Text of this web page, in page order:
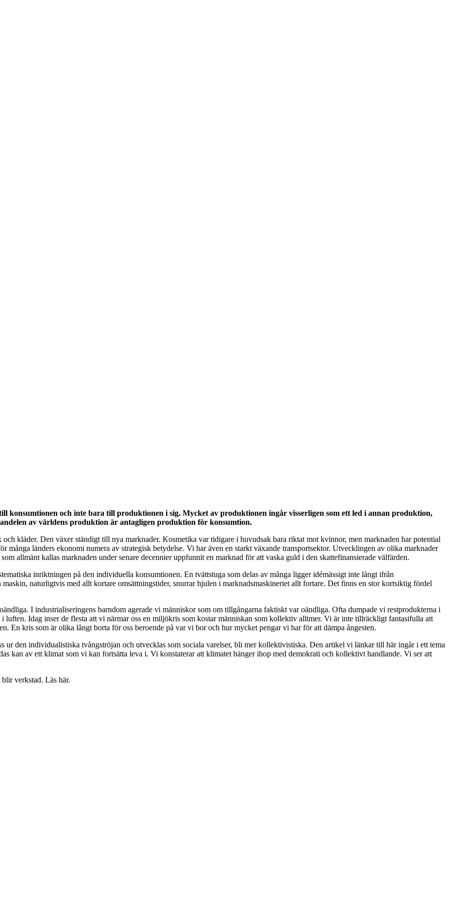
och inte bara till produktionen i sig. Mycket av produktionen ingår visserligen som ett led i annan produktion,
av världens produktion är antagligen produktion för konsumtion.
kläder. Den växer ständigt till nya marknader. Kosmetika var tidigare i huvudsak bara riktat mot kvinnor, men marknaden har potential
länders ekonomi numera av strategisk betydelse. Vi har även en starkt växande transportsektor. Utvecklingen av olika marknader
allmänt kallas marknaden under senare decennier uppfunnit en marknad för att vaska guld i den skattefinansierade välfärden.
inriktningen på den individuella konsumtionen. En tvättstuga som delas av många ligger idémässigt inte långt ifrån
maskin, naturligtvis med allt kortare omsättningstider, snurrar hjulen i marknadsmaskineriet allt fortare. Det finns en stor kortsiktig fördel
I industrialiseringens barndom agerade vi människor som om tillgångarna faktiskt var oändliga. Ofta dumpade vi restprodukterna i
Idag inser de flesta att vi närmar oss en miljökris som kostar människan som kollektiv alltmer. Vi är inte tillräckligt fantasifulla att
En kris som är olika långt borta för oss beroende på var vi bor och hur mycket pengar vi har för att dämpa ångesten.
ur den individualistiska tvångströjan och utvecklas som sociala varelser, bli mer kollektivistiska. Den artikel vi länkar till här ingår i ett tema
kan av ett klimat som vi kan fortsätta leva i. Vi konstaterar att klimatet hänger ihop med demokrati och kollektivt handlande. Vi ser att
verkstad. Läs här.